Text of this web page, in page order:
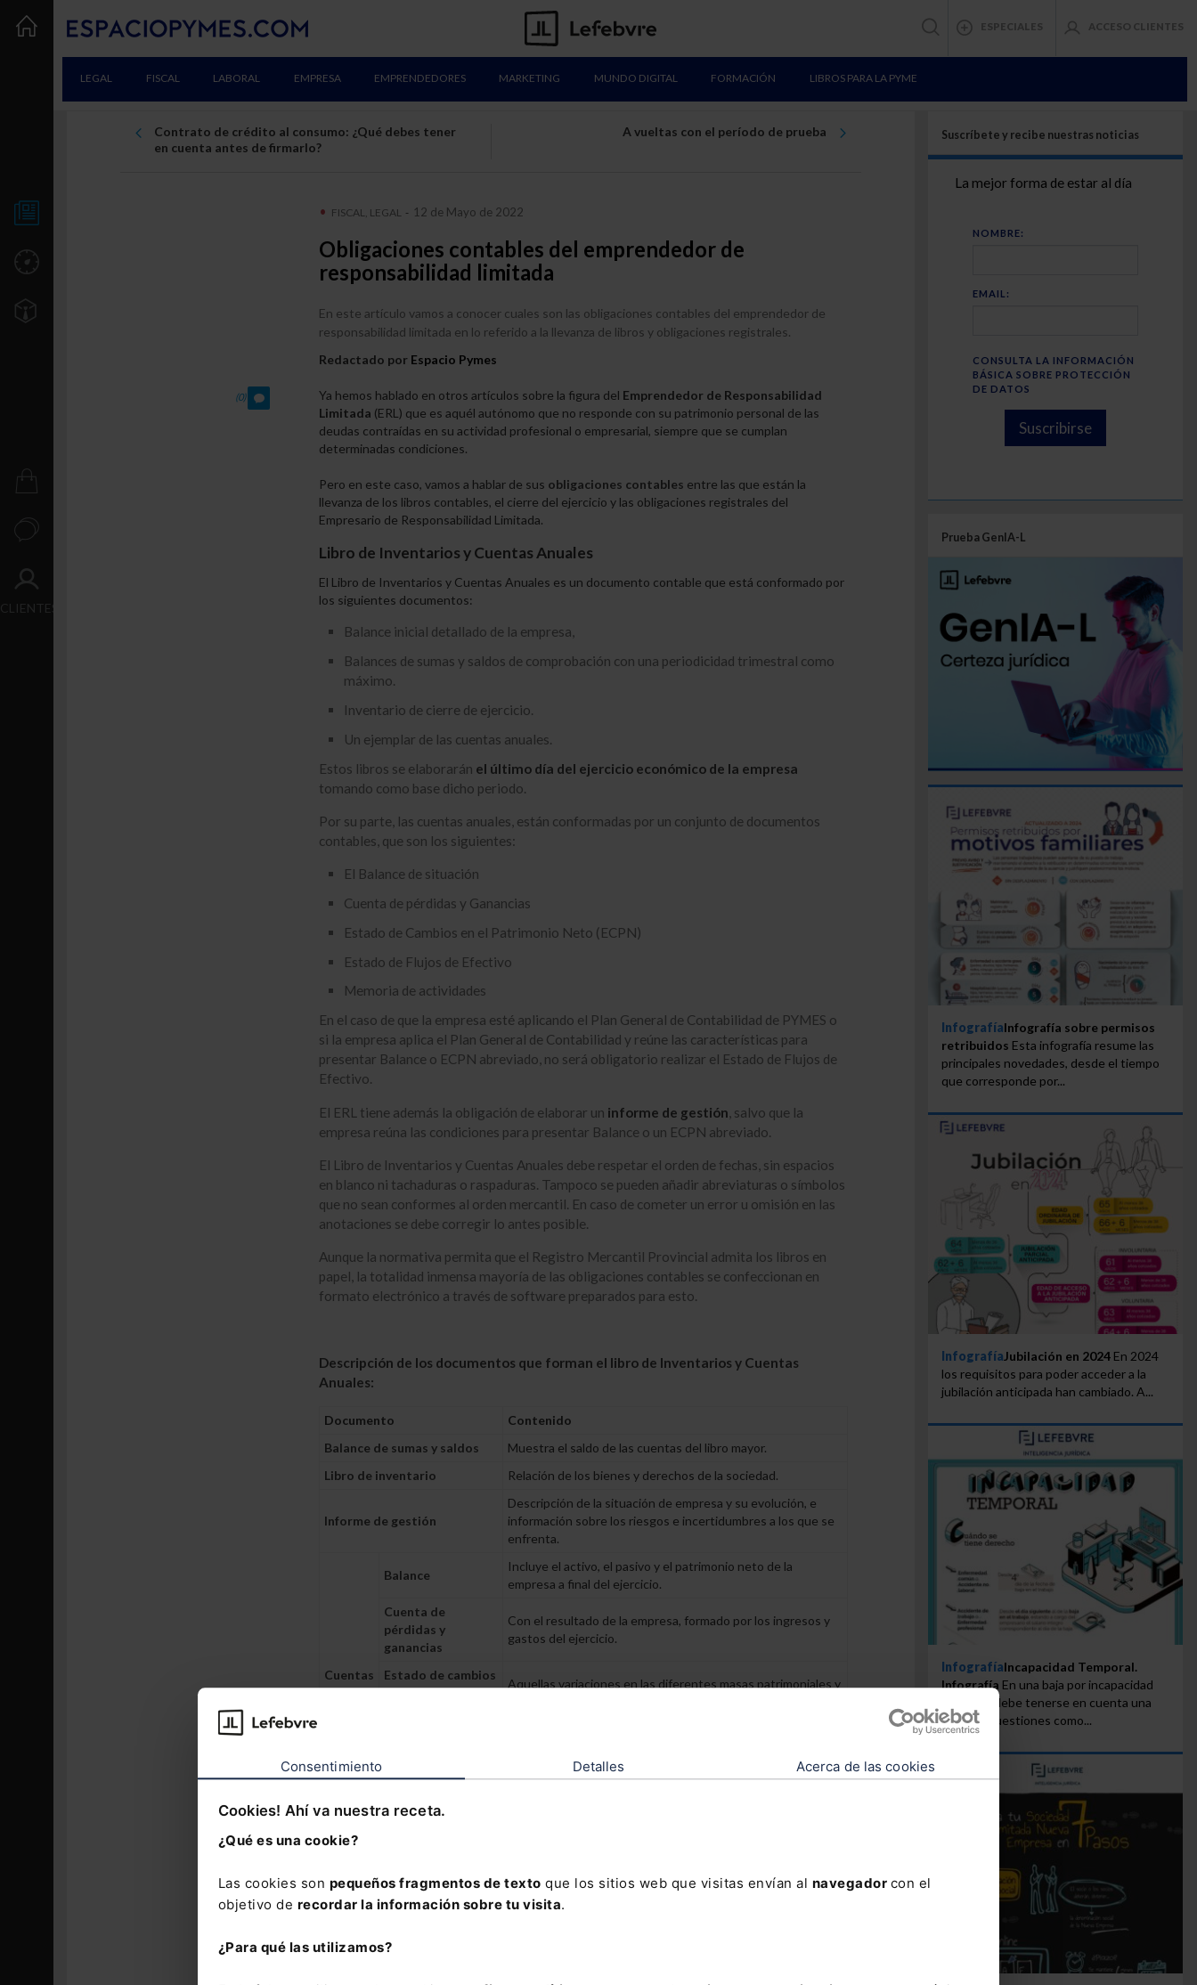
Consentimiento Detalles Acerca de las cookies
Cookies! Ahí va nuestra receta.
¿Qué es una cookie?
Las cookies son pequeños fragmentos de texto que los sitios web que visitas envían al navegador con el
objetivo de recordar la información sobre tu visita.
¿Para qué las utilizamos?
ESPECIALES ACCESO CLIENTES
LEGAL FISCAL LABORAL EMPRESA EMPRENDEDORES MARKETING MUNDO DIGITAL FORMACIÓN LIBROS PARA LA PYME
CLIENTES
Contrato de crédito al consumo: ¿Qué debes tener
en cuenta antes de firmarlo?
A vueltas con el período de prueba
FISCAL, LEGAL - 12 de Mayo de 2022
Obligaciones contables del emprendedor de
responsabilidad limitada
En este artículo vamos a conocer cuales son las obligaciones contables del emprendedor de
responsabilidad limitada en lo referido a la llevanza de libros y obligaciones registrales.
Redactado por Espacio Pymes
(0) Ya hemos hablado en otros artículos sobre la figura del Emprendedor de Responsabilidad
Limitada (ERL) que es aquél autónomo que no responde con su patrimonio personal de las
deudas contraídas en su actividad profesional o empresarial, siempre que se cumplan
determinadas condiciones.
Pero en este caso, vamos a hablar de sus obligaciones contables entre las que están la
llevanza de los libros contables, el cierre del ejercicio y las obligaciones registrales del
Empresario de Responsabilidad Limitada.
Libro de Inventarios y Cuentas Anuales
El Libro de Inventarios y Cuentas Anuales es un documento contable que está conformado por
los siguientes documentos:
Balance inicial detallado de la empresa,
Balances de sumas y saldos de comprobación con una periodicidad trimestral como
máximo.
Inventario de cierre de ejercicio.
Un ejemplar de las cuentas anuales.
Estos libros se elaborarán el último día del ejercicio económico de la empresa
tomando como base dicho periodo.
Por su parte, las cuentas anuales, están conformadas por un conjunto de documentos
contables, que son los siguientes:
El Balance de situación
Cuenta de pérdidas y Ganancias
Estado de Cambios en el Patrimonio Neto (ECPN)
Estado de Flujos de Efectivo
Memoria de actividades
En el caso de que la empresa esté aplicando el Plan General de Contabilidad de PYMES o
si la empresa aplica el Plan General de Contabilidad y reúne las características para
presentar Balance o ECPN abreviado, no será obligatorio realizar el Estado de Flujos de
Efectivo.
El ERL tiene además la obligación de elaborar un informe de gestión , salvo que la
empresa reúna las condiciones para presentar Balance o un ECPN abreviado.
El Libro de Inventarios y Cuentas Anuales debe respetar el orden de fechas, sin espacios
en blanco ni tachaduras o raspaduras. Tampoco se pueden añadir abreviaturas o símbolos
que no sean conformes al orden mercantil. En caso de cometer un error u omisión en las
anotaciones se debe corregir lo antes posible.
Aunque la normativa permita que el Registro Mercantil Provincial admita los libros en
papel, la totalidad inmensa mayoría de las obligaciones contables se confeccionan en
formato electrónico a través de software preparados para esto.
Descripción de los documentos que forman el libro de Inventarios y Cuentas
Anuales:
Documento
Contenido
Balance de sumas y saldos
Muestra el saldo de las cuentas del libro mayor.
Libro de inventario
Relación de los bienes y derechos de la sociedad.
Informe de gestión
Descripción de la situación de empresa y su evolución, e
información sobre los riesgos e incertidumbres a los que se
enfrenta.
Cuentas
anuales
Balance
Incluye el activo, el pasivo y el patrimonio neto de la
empresa a final del ejercicio.
Cuenta de
pérdidas y
ganancias
Con el resultado de la empresa, formado por los ingresos y
gastos del ejercicio.
Estado de cambios
en el patrimonio
Aquellas variaciones en las diferentes masas patrimoniales y
Documento que completa y amplía la información contenida
Plazo para depositar las cuentas en el Registro Mercantil
con la obligación del depósito de cuentas anuales en el Registro Mercantil.
responsabilidad
Suscríbete y recibe nuestras noticias
La mejor forma de estar al día
NOMBRE:
EMAIL:
CONSULTA LA INFORMACIÓN
BÁSICA SOBRE PROTECCIÓN
DE DATOS
Suscribirse
Prueba GenIA-L
InfografíaInfografía sobre permisos
retribuidos Esta infografía resume las
principales novedades, desde el tiempo
que corresponde por...
InfografíaJubilación en 2024En 2024
los requisitos para poder acceder a la
jubilación anticipada han cambiado. A...
InfografíaIncapacidad Temporal.
Infografía En una baja por incapacidad
temporal debe tenerse en cuenta una
serie de cuestiones como...